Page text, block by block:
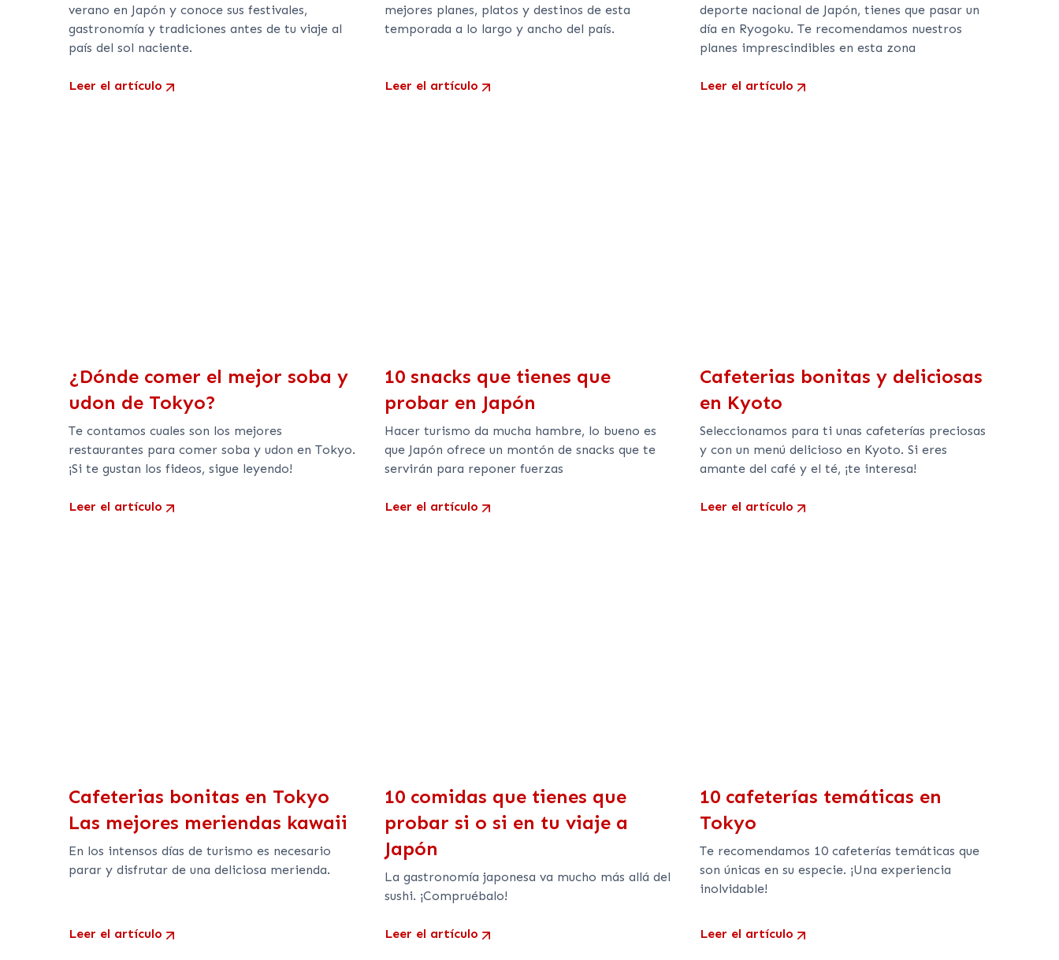
verano en Japón y conoce sus festivales,
gastronomía y tradiciones antes de tu viaje al
país del sol naciente.
Leer el artículo
mejores planes, platos y destinos de esta
temporada a lo largo y ancho del país.
Leer el artículo
deporte nacional de Japón, tienes que pasar un
día en Ryogoku. Te recomendamos nuestros
planes imprescindibles en esta zona
Leer el artículo
¿Dónde comer el mejor soba y
udon de Tokyo?
Te contamos cuales son los mejores
restaurantes para comer soba y udon en Tokyo.
¡Si te gustan los fideos, sigue leyendo!
Leer el artículo
10 snacks que tienes que
probar en Japón
Hacer turismo da mucha hambre, lo bueno es
que Japón ofrece un montón de snacks que te
servirán para reponer fuerzas
Leer el artículo
Cafeterias bonitas y deliciosas
en Kyoto
Seleccionamos para ti unas cafeterías preciosas
y con un menú delicioso en Kyoto. Si eres
amante del café y el té, ¡te interesa!
Leer el artículo
Cafeterias bonitas en Tokyo
Las mejores meriendas kawaii
En los intensos días de turismo es necesario
parar y disfrutar de una deliciosa merienda.
Leer el artículo
10 comidas que tienes que
probar si o si en tu viaje a
Japón
La gastronomía japonesa va mucho más allá del
sushi. ¡Compruébalo!
Leer el artículo
10 cafeterías temáticas en
Tokyo
Te recomendamos 10 cafeterías temáticas que
son únicas en su especie. ¡Una experiencia
inolvidable!
Leer el artículo